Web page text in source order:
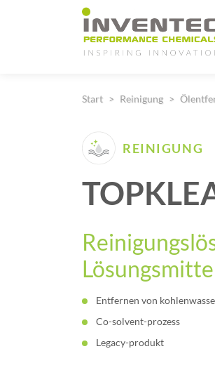
Main Navigation
Start Reinigung
REINIGUNG
Entfernen von
Co-solvent-prozess
Legacy-produkt